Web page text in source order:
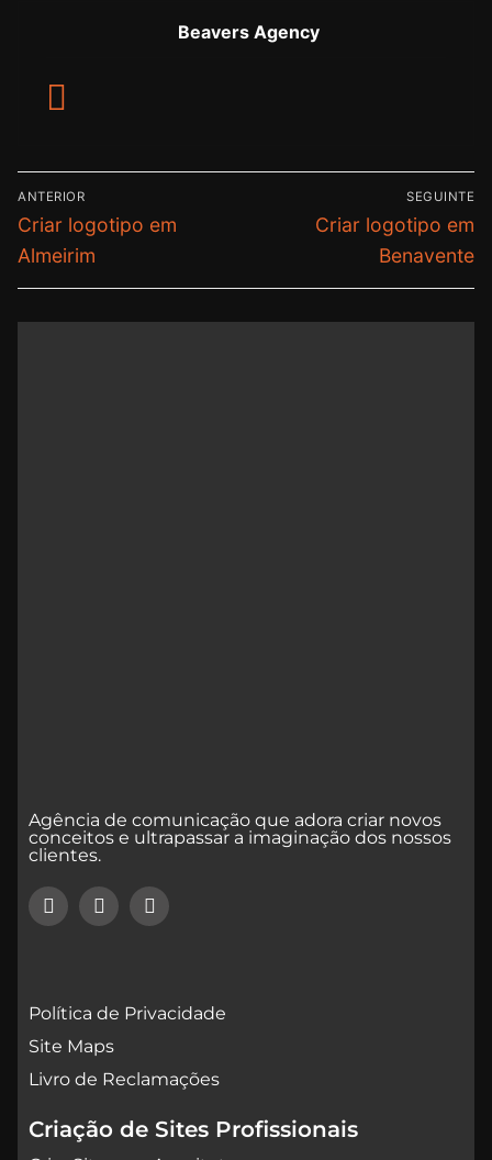
Beavers Agency
ANTERIOR
Criar logotipo em
Almeirim
SEGUINTE
Criar logotipo em
Benavente
Agência de comunicação que adora criar novos
conceitos e ultrapassar a imaginação dos nossos
clientes.
Política de Privacidade
Site Maps
Livro de Reclamações
Criação de Sites Profissionais